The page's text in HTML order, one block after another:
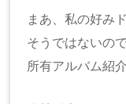
まあ、私の好み
そうではないの
所有アルバム紹